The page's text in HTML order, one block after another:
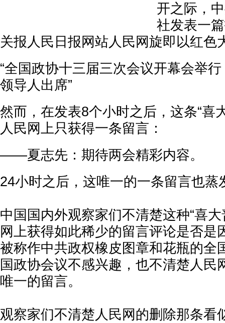
开之际，
社发表一
关报人民日报网站人民网旋即以红色
“全国政协十三届三次会议开幕会举
领导人出席”
然而，在发表8个小时之后，这条“喜
人民网上只获得一条留言：
——夏志先：期待两会精彩内容。
24小时之后，这唯一的一条留言也蒸
中国国内外观察家们不清楚这种“喜
网上获得如此稀少的留言评论是否是
被称作中共政权橡皮图章和花瓶的全
国政协会议不感兴趣，也不清楚人民
唯一的留言。
观察家们不清楚人民网的删除那条看